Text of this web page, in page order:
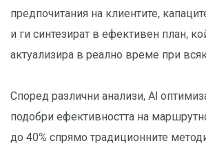
предпочитания на клиентите,
и ги синтезират в ефективен план,
актуализира в реално време при
Според различни анализи, AI
подобри ефективността на
до 40% спрямо традиционните